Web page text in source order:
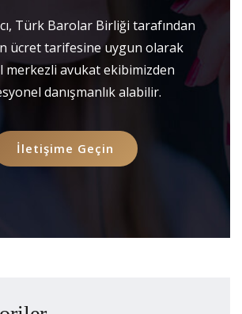
Türk Barolar Birliği tarafından
ücret tarifesine uygun olarak
merkezli avukat ekibimizden
danışmanlık alabilir.
İletişime Geçin